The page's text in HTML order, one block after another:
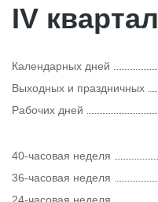
IV квартал
Календарных дней
Выходных и праздничных
Рабочих дней
40-часовая неделя
36-часовая неделя